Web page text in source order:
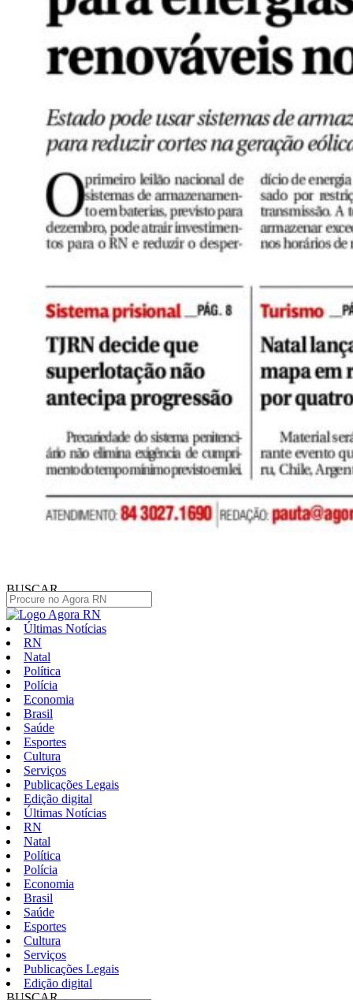
BUSCAR
Últimas Notícias
RN
Natal
Política
Polícia
Economia
Brasil
Saúde
Esportes
Cultura
Serviços
Publicações Legais
Edição digital
Últimas Notícias
RN
Natal
Política
Polícia
Economia
Brasil
Saúde
Esportes
Cultura
Serviços
Publicações Legais
Edição digital
BUSCAR